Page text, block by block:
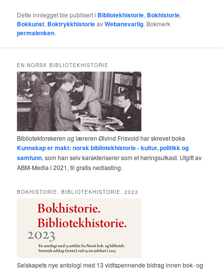
Dette innlegget ble publisert i Bibliotekhistorie, Bokhistorie,
Bokkunst, BoktrykkhistorieavWebansvarlig. Bokmerk
permalenken.
EN NORSK BIBLIOTEKHISTORIE
Bibliotekforskeren og læreren Øivind Frisvold har skrevet boka
Kunnskap er makt: norsk bibliotekhistorie - kultur, politikk og
samfunn, som han selv karakteriserer som et høringsutkast. Utgitt av
ABM-Media i 2021, til gratis nedlasting.
BOKHISTORIE. BIBLIOTEKHISTORIE. 2023
Selskapets nye antologi med 13 vidtspennende bidrag innen bok- og